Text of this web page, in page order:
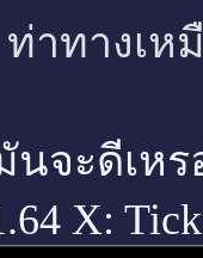
าทางเ
นจะดีเห
X: